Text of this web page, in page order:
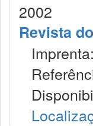
2002
Revista